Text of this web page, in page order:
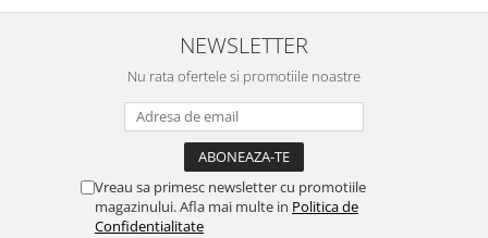
NEWSLETTER
Nu rata ofertele si promotiile noastre
Vreau sa primesc newsletter cu promotiile
magazinului. Afla mai multe in Politica de
Confidentialitate